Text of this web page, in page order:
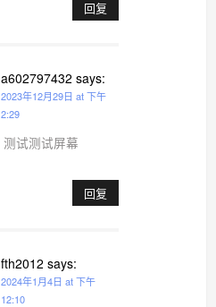
回复
a602797432 says:
2023年12月29日 at 下午
2:29
测试测试屏幕
回复
fth2012 says:
2024年1月4日 at 下午
12:10